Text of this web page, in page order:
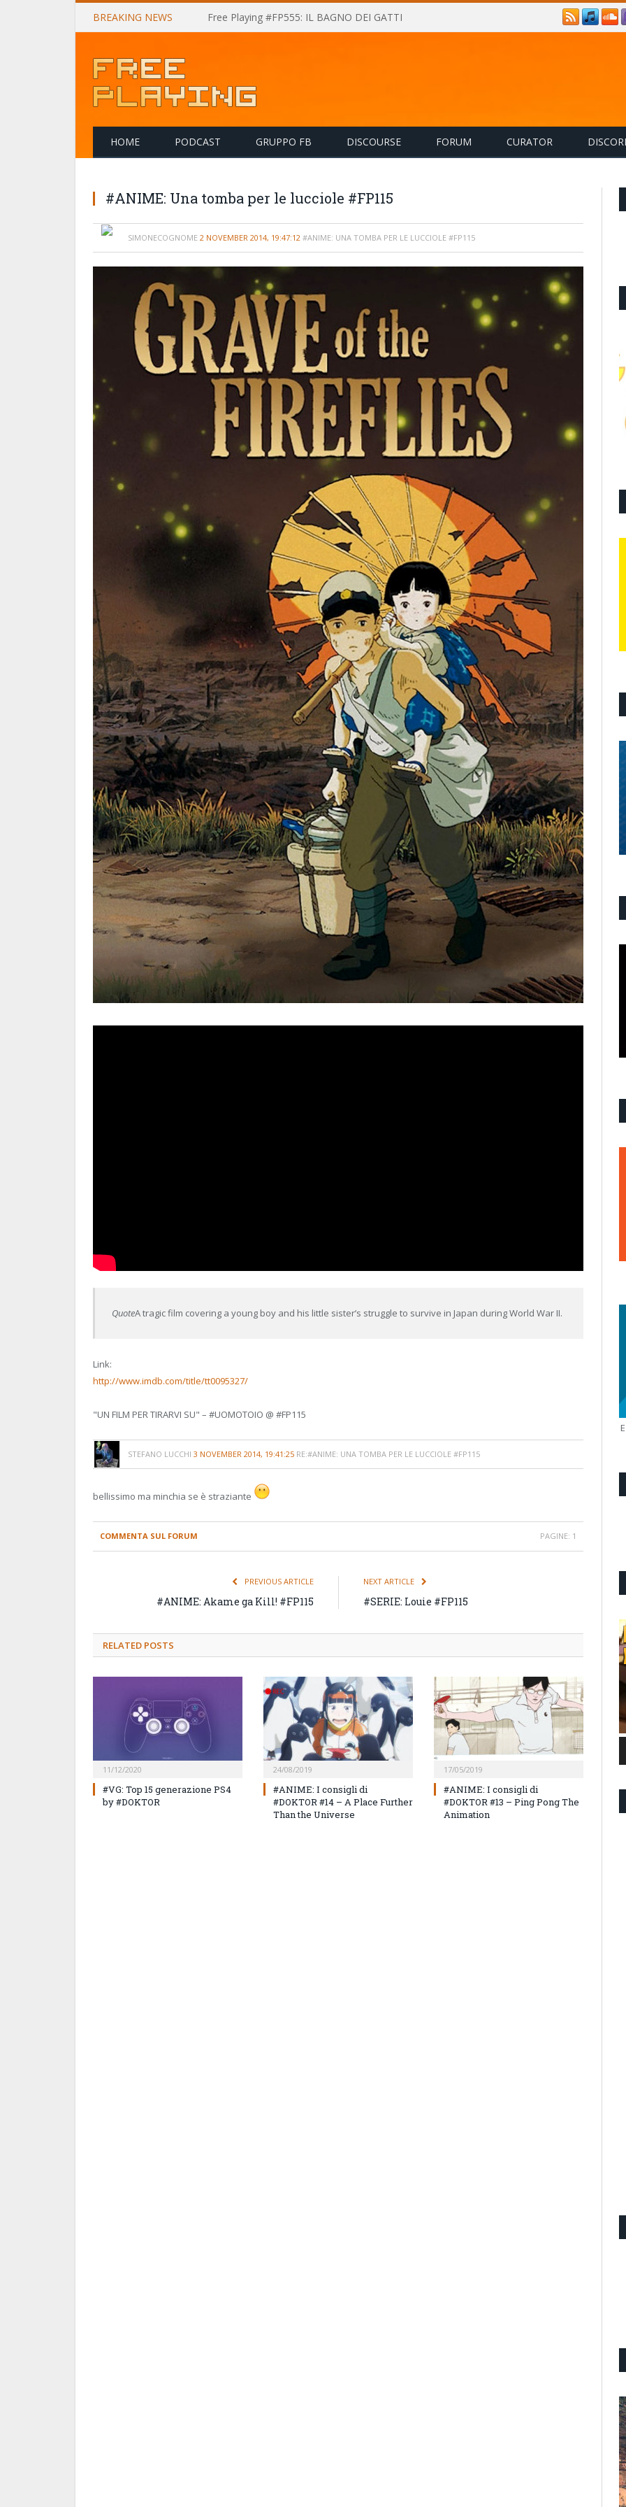
BREAKING NEWS Free Playing #FP555: IL BAGNO DEI GATTI
HOME PODCAST GRUPPO FB DISCOURSE FORUM CURATOR
#ANIME: Una tomba per le lucciole #FP115
SIMONECOGNOME 2 NOVEMBER 2014, 19:47:12 #ANIME: UNA TOMBA PER LE LUCCIOLE #FP115
QuoteA tragic film covering a young boy and his little sister’s struggle to survive in Japan during World War II.
Link:
http://www.imdb.com/title/tt0095327/
"UN FILM PER TIRARVI SU" – #UOMOTOIO @ #FP115
STEFANO LUCCHI 3 NOVEMBER 2014, 19:41:25 RE:#ANIME: UNA TOMBA PER LE LUCCIOLE #FP115
bellissimo ma minchia se è straziante
COMMENTA SUL FORUM PAGINE: 1
PREVIOUS ARTICLE
#ANIME: Akame ga Kill! #FP115
NEXT ARTICLE
#SERIE: Louie #FP115
RELATED POSTS
11/12/2020
#VG: Top 15 generazione PS4
by #DOKTOR
24/08/2019
#ANIME: I consigli di
#DOKTOR #14 – A Place Further
Than the Universe
17/05/2019
#ANIME: I consigli di
#DOKTOR #13 – Ping Pong The
Animation
E